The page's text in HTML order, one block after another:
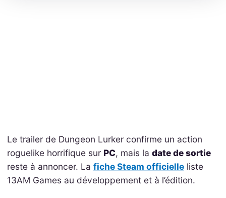
Le trailer de Dungeon Lurker confirme un action
roguelike horrifique sur PC, mais la date de sortie
reste à annoncer. La fiche Steam officielleliste
13AM Games au développement et à l’édition.